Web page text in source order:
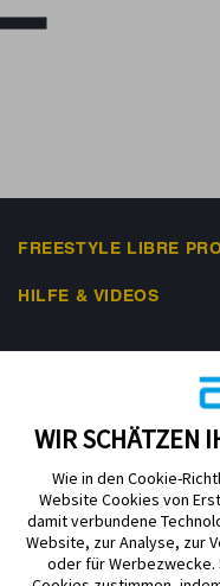
FREESTYLE LIBRE
HILFE & VIDEOS
Impressum
Cookie Richtlinie
WIR SCHÄTZEN
Wie in den Cookie-
Website Cookies von
damit verbundene
Website, zur Analyse, zur
oder für Werbezwecke.